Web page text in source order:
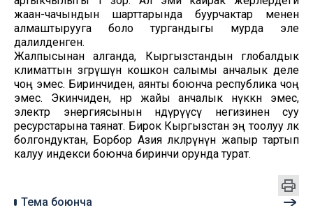
жаан-чачындын шарттарында буурчактар менен
алмаштырууга боло тургандыгы мурда эле
далилденген.
Жалпысынан алганда, Кыргызстандын глобалдык
климаттын өзгөрүшүнө кошкон салымы анчалык деле
чоң эмес. Биринчиден, аянты боюнча республика чоң
эмес. Экинчиден, өнөр жайы анчалык өнүккөн эмес,
электр энергиясынын өндүрүүсү негизинен суу
ресурстарына таянат. Бирок Кыргызстан эң тоолуу өлкө
болгондуктан, Борбор Азия өлкөлөрүнүн жапыр тартып
калуу индекси боюнча биринчи орунда турат.
Тема боюнча